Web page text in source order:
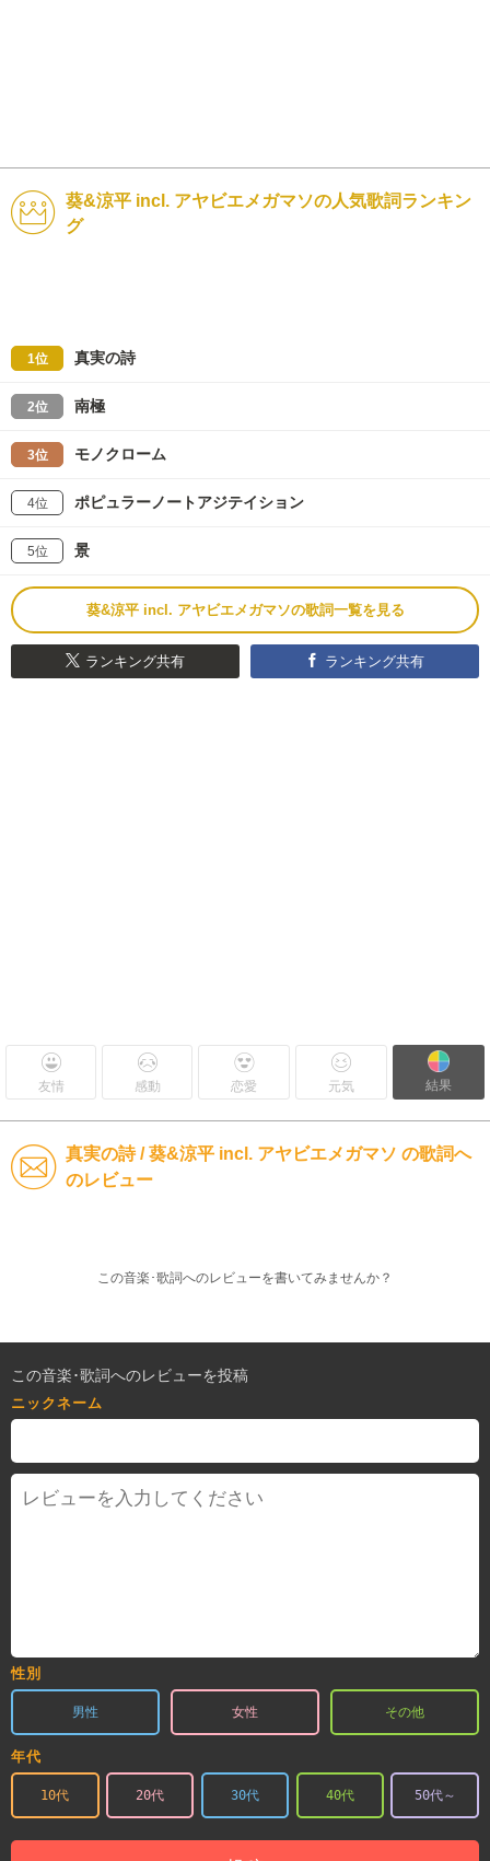
葵&涼平 incl. アヤビエメガマソの人気歌詞ランキン
グ
1位 真実の詩
2位 南極
3位 モノクローム
4位 ポピュラーノートアジテイション
5位 景
葵&涼平 incl. アヤビエメガマソの歌詞一覧を見る
ランキング共有 ランキング共有
友情 感動 恋愛 元気 結果
真実の詩 / 葵&涼平 incl. アヤビエメガマソ の歌詞へ
のレビュー
この音楽･歌詞へのレビューを書いてみませんか？
この音楽･歌詞へのレビューを投稿
ニックネーム
性別
男性 女性 その他
年代
10代 20代 30代 40代 50代～